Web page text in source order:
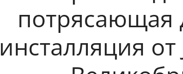
потрясающая
инсталляция от